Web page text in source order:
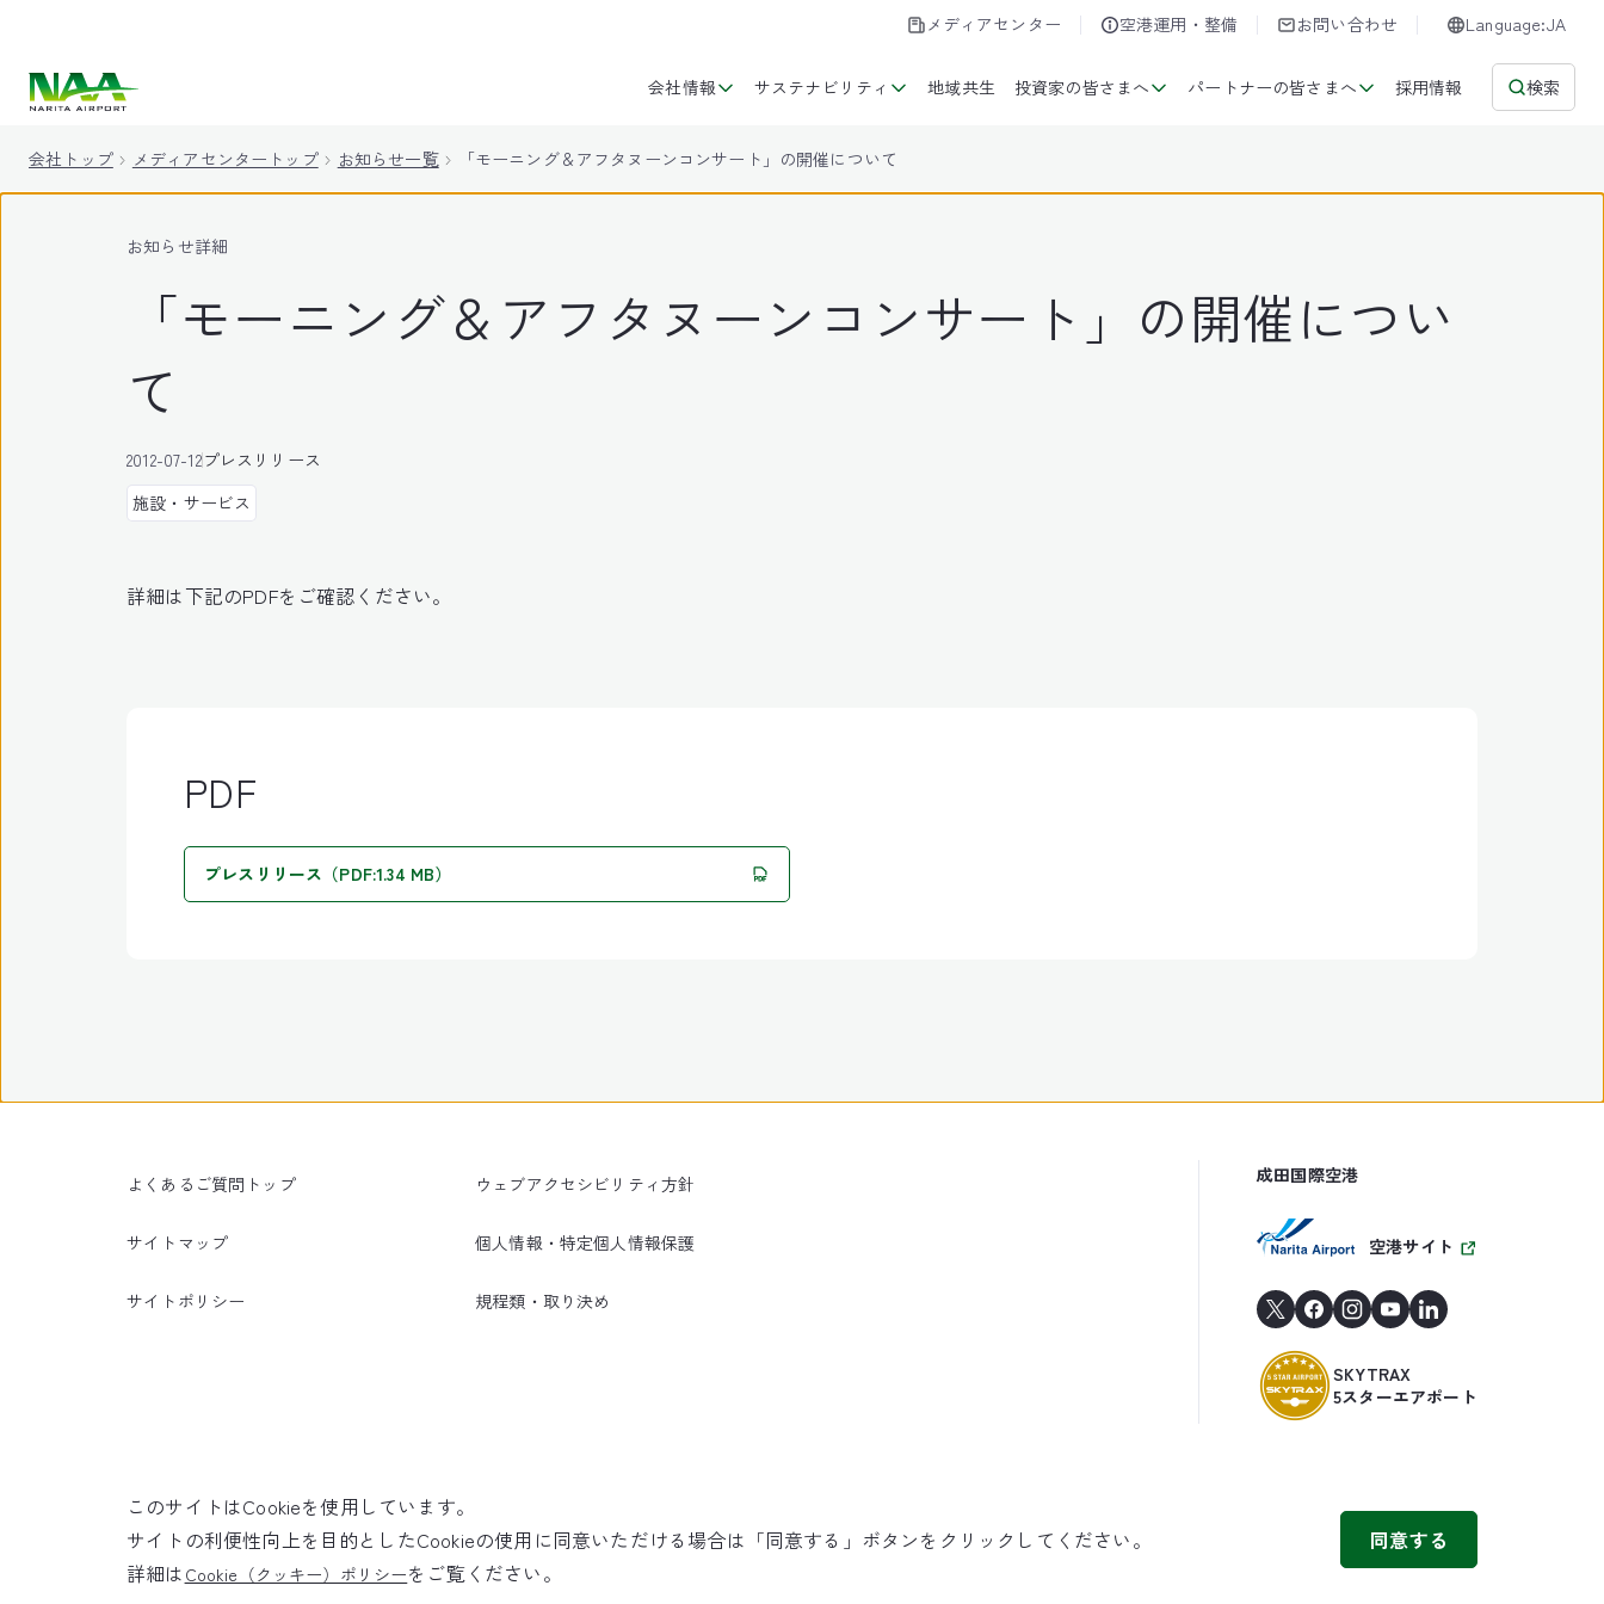
メディアセンター 空港運用・整備 お問い合わせ Language:JA
会社情報 サステナビリティ 地域共生 投資家の皆さまへ パートナーの皆さまへ 採用情報 検索
会社トップ メディアセンタートップ お知らせ一覧 「モーニング＆アフタヌーンコンサート」の開催について
お知らせ詳細
「モーニング＆アフタヌーンコンサート」の開催につい
て
2012-07-12プレスリリース
施設・サービス
詳細は下記のPDFをご確認ください。
PDF
プレスリリース（PDF:1.34 MB）
よくあるご質問トップ
サイトマップ
サイトポリシー
ウェブアクセシビリティ方針
個人情報・特定個人情報保護
規程類・取り決め
成田国際空港
空港サイト
SKYTRAX
5スターエアポート
©NARITA INTERNATIONAL AIRPORT CORPORATION
このサイトはCookieを使用しています。
サイトの利便性向上を目的としたCookieの使用に同意いただける場合は「同意する」ボタンをクリックしてください。
詳細は Cookie（クッキー）ポリシーをご覧ください。
同意する